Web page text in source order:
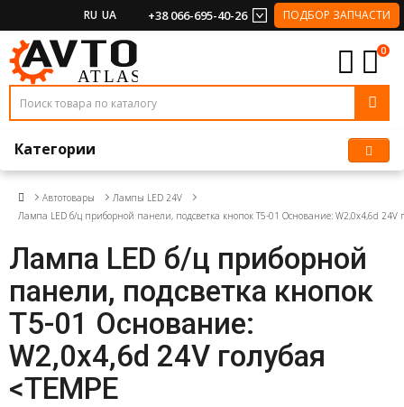
RU UA +38 066-695-40-26 ПОДБОР ЗАПЧАСТИ
0
Категории
Автотовары
Лампы LED 24V
Лампа LED б/ц приборной панели, подсветка кнопок Т5-01 Основание: W2,0х4,6d 24V
Лампа LED б/ц приборной
панели, подсветка кнопок
Т5-01 Основание:
W2,0х4,6d 24V голубая
<TEMPE